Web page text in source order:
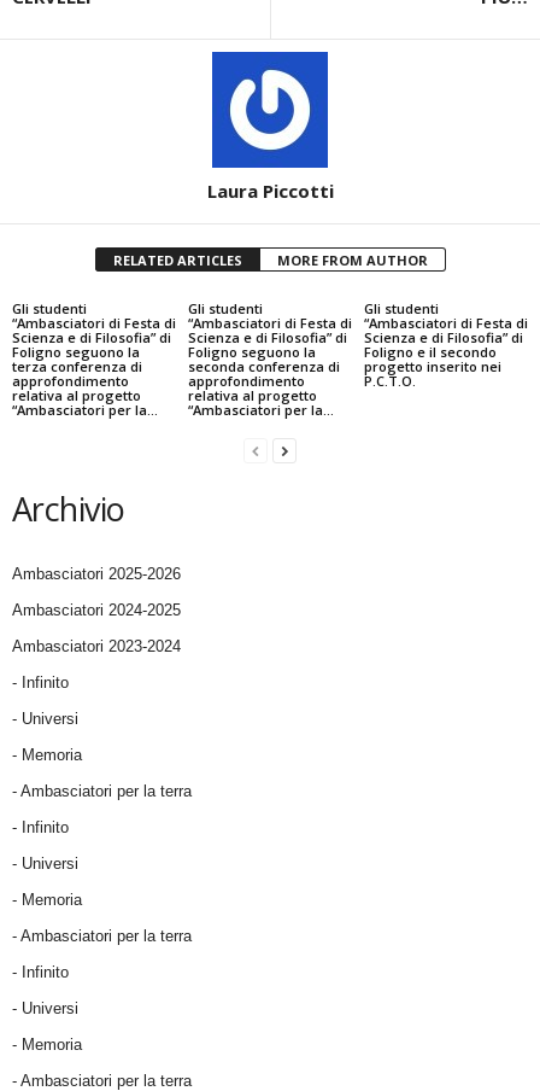
Laura Piccotti
RELATED ARTICLES MORE FROM AUTHOR
Gli studenti
“Ambasciatori di Festa di
Scienza e di Filosofia” di
Foligno seguono la
terza conferenza di
approfondimento
relativa al progetto
“Ambasciatori per la...
Gli studenti
“Ambasciatori di Festa di
Scienza e di Filosofia” di
Foligno seguono la
seconda conferenza di
approfondimento
relativa al progetto
“Ambasciatori per la...
Gli studenti
“Ambasciatori di Festa di
Scienza e di Filosofia” di
Foligno e il secondo
progetto inserito nei
P.C.T.O.
Archivio
Ambasciatori 2025-2026
Ambasciatori 2024-2025
Ambasciatori 2023-2024
- Infinito
- Universi
- Memoria
- Ambasciatori per la terra
- Infinito
- Universi
- Memoria
- Ambasciatori per la terra
- Infinito
- Universi
- Memoria
- Ambasciatori per la terra